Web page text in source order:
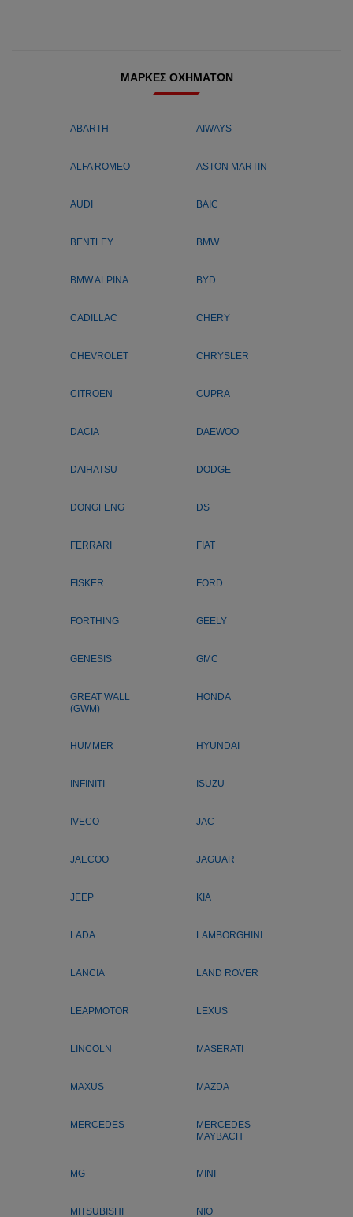
ΜΆΡΚΕΣ ΟΧΗΜΆΤΩΝ
ABARTH AIWAYS
ALFA ROMEO ASTON MARTIN
AUDI BAIC
BENTLEY BMW
BMW ALPINA BYD
CADILLAC CHERY
CHEVROLET CHRYSLER
CITROEN CUPRA
DACIA DAEWOO
DAIHATSU DODGE
DONGFENG DS
FERRARI FIAT
FISKER FORD
FORTHING GEELY
GENESIS GMC
GREAT WALL
(GWM)
HONDA
HUMMER HYUNDAI
INFINITI ISUZU
IVECO JAC
JAECOO JAGUAR
JEEP KIA
LADA LAMBORGHINI
LANCIA LAND ROVER
LEAPMOTOR LEXUS
LINCOLN MASERATI
MAXUS MAZDA
MERCEDES
MERCEDES-
MAYBACH
MG MINI
MITSUBISHI NIO